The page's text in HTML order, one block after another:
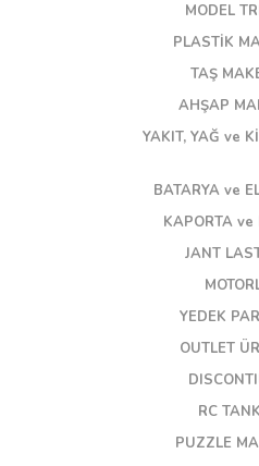
MODEL
PLASTİK
TAŞ
AHŞAP
YAKIT, YAĞ ve
BATARYA ve
KAPORTA ve
JANT
YEDEK
OUTLET
RC
PUZZLE